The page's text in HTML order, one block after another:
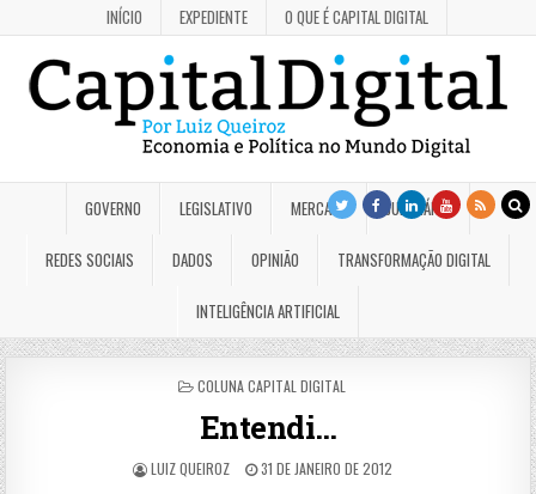
INÍCIO EXPEDIENTE O QUE É CAPITAL DIGITAL
GOVERNO LEGISLATIVO MERCADO JUDICIÁRIO
REDES SOCIAIS DADOS OPINIÃO TRANSFORMAÇÃO DIGITAL
INTELIGÊNCIA ARTIFICIAL
POSTED
COLUNA CAPITAL DIGITAL
Entendi…
LUIZ QUEIROZ 31 DE JANEIRO DE 2012